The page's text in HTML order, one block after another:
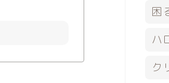
困
ハ
ク